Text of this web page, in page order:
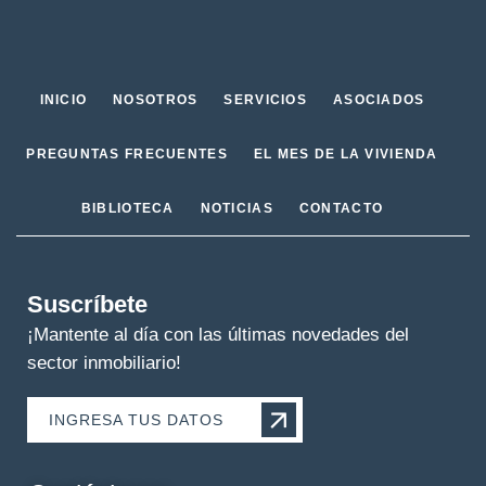
INICIO NOSOTROS SERVICIOS ASOCIADOS
PREGUNTAS FRECUENTES EL MES DE LA VIVIENDA
BIBLIOTECA NOTICIAS CONTACTO
Suscríbete
¡Mantente al día con las últimas novedades del
sector inmobiliario!
INGRESA TUS DATOS